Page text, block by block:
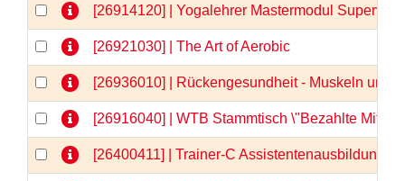
[26914120] | Yogalehrer Mastermodul
[26921030] | The Art of Aerobic
[26936010] | Rückengesundheit - Muskeln und
[26916040] | WTB Stammtisch \"Bezahlte
[26400411] | Trainer-C Assistentenausbildung,